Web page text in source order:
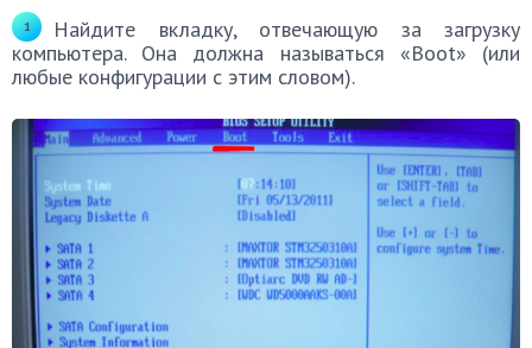
Найдите вкладку, отвечающую за загрузку
компьютера. Она должна называться «Boot» (или
любые конфигурации с этим словом).